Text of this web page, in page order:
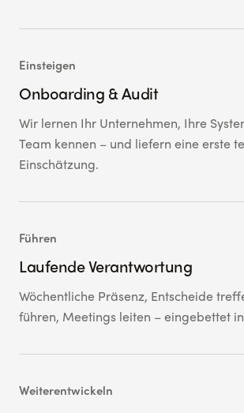
Einsteigen
Onboarding & Audit
Wir lernen Ihr Unternehmen, Ihre
Team kennen – und liefern eine erste
Einschätzung.
Führen
Laufende Verantwortung
Wöchentliche Präsenz, Entscheide
führen, Meetings leiten – eingebettet
Weiterentwickeln